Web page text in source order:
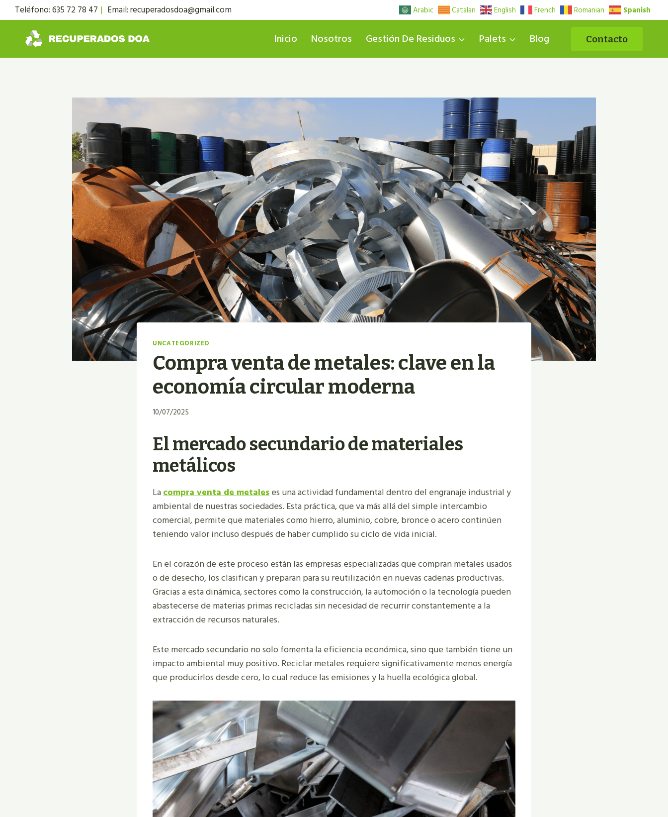
Saltar
al
contenido
Teléfono: 635 72 78 47 | Email: recuperadosdoa@gmail.com Arabic Catalan English French Romanian Spanish
Inicio Nosotros Gestión De Residuos Palets Blog Contacto
UNCATEGORIZED
Compra venta de metales: clave en la
economía circular moderna
10/07/2025
El mercado secundario de materiales
metálicos
Lacompra venta de metaleses una actividad fundamental dentro del engranaje industrial y
ambiental de nuestras sociedades. Esta práctica, que va más allá del simple intercambio
comercial, permite que materiales como hierro, aluminio, cobre, bronce o acero continúen
teniendo valor incluso después de haber cumplido su ciclo de vida inicial.
En el corazón de este proceso están las empresas especializadas que compran metales usados
o de desecho, los clasifican y preparan para su reutilización en nuevas cadenas productivas.
Gracias a esta dinámica, sectores como la construcción, la automoción o la tecnología pueden
abastecerse de materias primas recicladas sin necesidad de recurrir constantemente a la
extracción de recursos naturales.
Este mercado secundario no solo fomenta la eficiencia económica, sino que también tiene un
impacto ambiental muy positivo. Reciclar metales requiere significativamente menos energía
que producirlos desde cero, lo cual reduce las emisiones y la huella ecológica global.